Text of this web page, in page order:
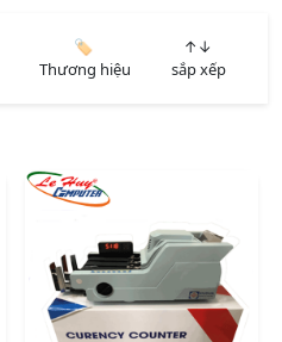
🏷️
Thương hiệu
↑↓
sắp xếp